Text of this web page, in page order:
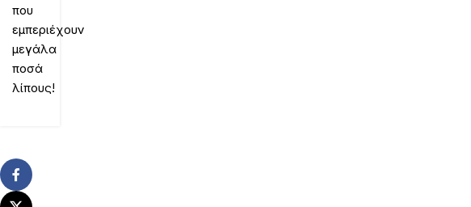
που
εμπεριέχουν
μεγάλα
ποσά
λίπους!